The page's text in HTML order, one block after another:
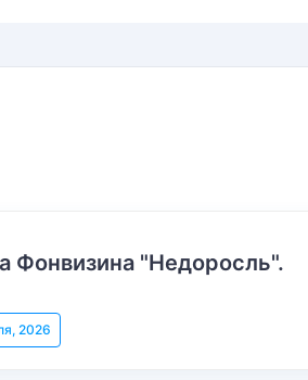
Фонвизина "Недоросль".
2026